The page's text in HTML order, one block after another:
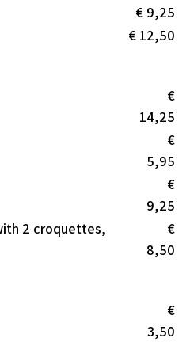
€ 9,25
€ 12,50
€
14,25
€
5,95
€
9,25
2 croquettes,
€
8,50
€
3,50